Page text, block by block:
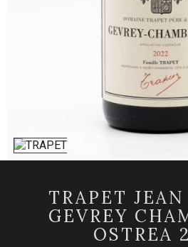
TRAPET
GEVREY
OSTREA